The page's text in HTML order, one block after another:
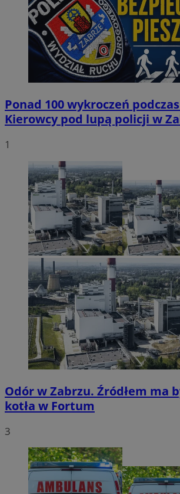
Ponad 100 wykroczeń
Kierowcy pod lupą policji w
1
Odór w Zabrzu. Źródłem ma
kotła w Fortum
3